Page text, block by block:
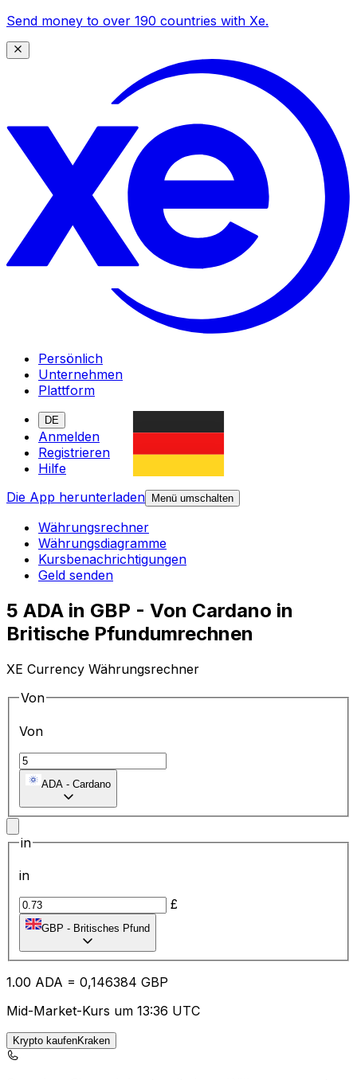
Send money to over 190 countries with Xe.
Persönlich
Unternehmen
Plattform
DE
Anmelden
Registrieren
Hilfe
Die App herunterladen
Menü umschalten
Währungsrechner
Währungsdiagramme
Kursbenachrichtigungen
Geld senden
5 ADA in GBP - Von Cardano in
Britische Pfundumrechnen
XE Currency Währungsrechner
Von
Von
ADA - Cardano
in
in
£
GBP - Britisches Pfund
1.00 ADA = 0,146384 GBP
Mid-Market-Kurs um 13:36 UTC
Krypto kaufenKraken